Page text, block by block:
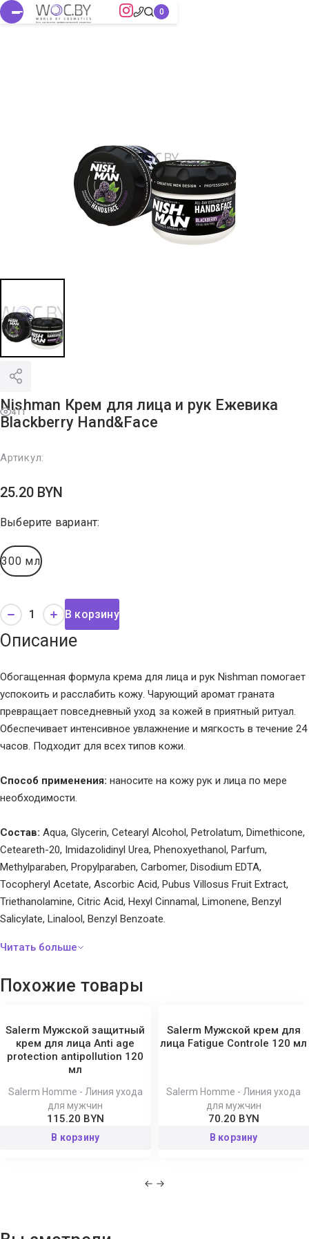
411
Nishman Крем для лица и рук Ежевика
Blackberry Hand&Face
Артикул:
25.20 BYN
Выберите вариант:
300 мл
В корзину
Описание
Обогащенная формула крема для лица и рук Nishman помогает
успокоить и расслабить кожу. Чарующий аромат граната
превращает повседневный уход за кожей в приятный ритуал.
Обеспечивает интенсивное увлажнение и мягкость в течение 24
часов. Подходит для всех типов кожи.
Способ применения: наносите на кожу рук и лица по мере
необходимости.
Состав: Aqua, Glycerin, Cetearyl Alcohol, Petrolatum, Dimethicone,
Ceteareth-20, Imidazolidinyl Urea, Phenoxyethanol, Parfum,
Methylparaben, Propylparaben, Carbomer, Disodium EDTA,
Tocopheryl Acetate, Ascorbic Acid, Pubus Villosus Fruit Extract,
Triethanolamine, Citric Acid, Hexyl Cinnamal, Limonene, Benzyl
Salicylate, Linalool, Benzyl Benzoate.
Похожие товары
Salerm Мужской защитный
крем для лица Anti age
protection antipollution 120
мл
Salerm Homme - Линия ухода
для мужчин
115.20 BYN
В корзину
Salerm Мужской крем для
лица Fatigue Controle 120 мл
Salerm Homme - Линия ухода
для мужчин
70.20 BYN
В корзину